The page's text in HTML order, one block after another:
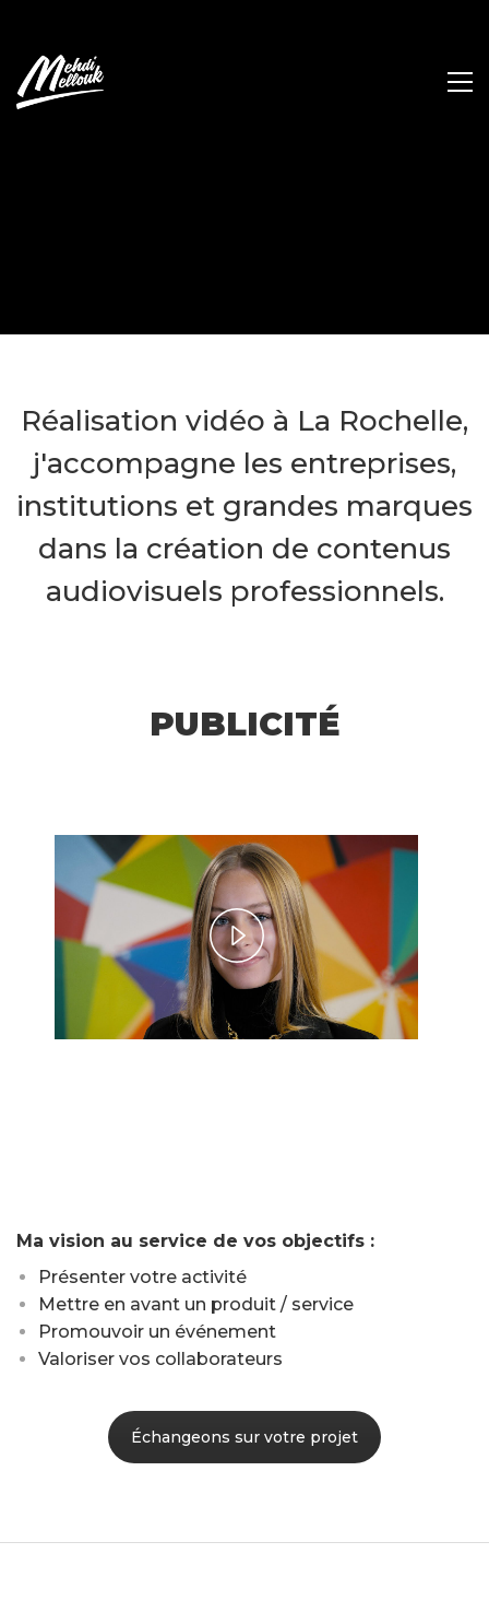
Réalisation vidéo à La Rochelle,
j'accompagne les entreprises,
institutions et grandes marques
dans la création de contenus
audiovisuels professionnels.
PUBLICITÉ
Play
Video
Ma vision au service de vos objectifs :
Présenter votre activité
Mettre en avant un produit / service
Promouvoir un événement
Valoriser vos collaborateurs
Échangeons sur votre projet